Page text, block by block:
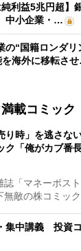
純利益5兆円超
中小企業・…
の“国籍ロンダ
海外に移転さ
載コミック
り時」を逃さ
ク「俺がカブ番
「マネーポス
敵の株コミッ
集中講義 投資